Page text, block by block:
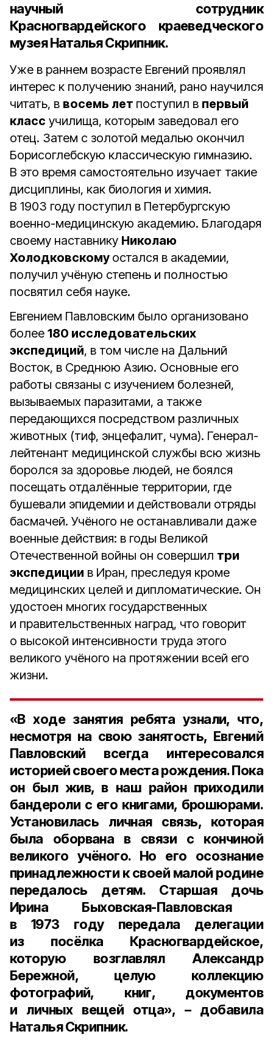
научный сотрудник
Красногвардейского краеведческого
музея Наталья Скрипник.
Уже в раннем возрасте Евгений проявлял
интерес к получению знаний, рано научился
читать, в восемь лет поступил в первый
класс училища, которым заведовал его
отец. Затем с золотой медалью окончил
Борисоглебскую классическую гимназию.
В это время самостоятельно изучает такие
дисциплины, как биология и химия.
В 1903 году поступил в Петербургскую
военно-медицинскую академию. Благодаря
своему наставнику Николаю
Холодковскому остался в академии,
получил учёную степень и полностью
посвятил себя науке.
Евгением Павловским было организовано
более 180 исследовательских
экспедиций, в том числе на Дальний
Восток, в Среднюю Азию. Основные его
работы связаны с изучением болезней,
вызываемых паразитами, а также
передающихся посредством различных
животных (тиф, энцефалит, чума). Генерал-
лейтенант медицинской службы всю жизнь
боролся за здоровье людей, не боялся
посещать отдалённые территории, где
бушевали эпидемии и действовали отряды
басмачей. Учёного не останавливали даже
военные действия: в годы Великой
Отечественной войны он совершил три
экспедиции в Иран, преследуя кроме
медицинских целей и дипломатические. Он
удостоен многих государственных
и правительственных наград, что говорит
о высокой интенсивности труда этого
великого учёного на протяжении всей его
жизни.
«В ходе занятия ребята узнали, что,
несмотря на свою занятость, Евгений
Павловский всегда интересовался
историей своего места рождения. Пока
он был жив, в наш район приходили
бандероли с его книгами, брошюрами.
Установилась личная связь, которая
была оборвана в связи с кончиной
великого учёного. Но его осознание
принадлежности к своей малой родине
передалось детям. Старшая дочь
Ирина Быховская-Павловская
в 1973 годупередала делегации
из посёлка Красногвардейское,
которую возглавлял Александр
Бережной, целую коллекцию
фотографий, книг, документов
и личных вещей отца», – добавила
Наталья Скрипник.